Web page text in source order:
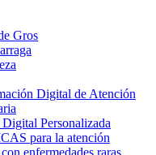
Gros
Digital de Atención
Personalizada
para la atención